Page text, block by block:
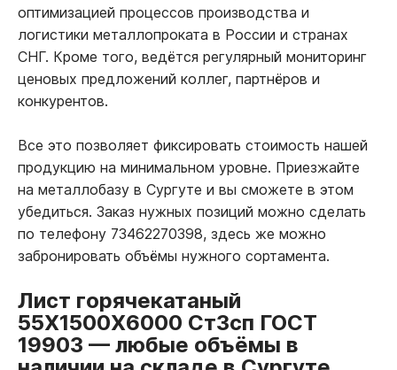
оптимизацией процессов производства и
логистики металлопроката в России и странах
СНГ. Кроме того, ведётся регулярный мониторинг
ценовых предложений коллег, партнёров и
конкурентов.
Все это позволяет фиксировать стоимость нашей
продукцию на минимальном уровне. Приезжайте
на металлобазу в Сургуте и вы сможете в этом
убедиться. Заказ нужных позиций можно сделать
по телефону 73462270398, здесь же можно
забронировать объёмы нужного сортамента.
Лист горячекатаный
55Х1500Х6000 Ст3сп ГОСТ
19903 — любые объёмы в